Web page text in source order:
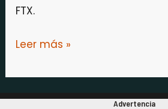
FTX.
Leer más »
Advertencia